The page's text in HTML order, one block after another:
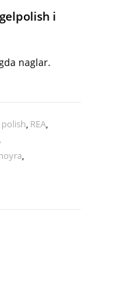
i
naglar.
, REA,
,